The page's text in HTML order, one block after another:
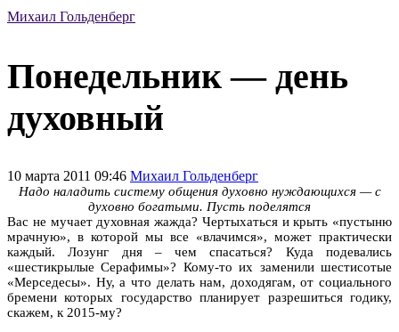
Михаил Гольденберг
Понедельник — день
духовный
10 марта 2011 09:46 Михаил Гольденберг
Надо наладить систему общения духовно нуждающихся — с
духовно богатыми. Пусть поделятся
Вас не мучает духовная жажда? Чертыхаться и крыть «пустыню
мрачную», в которой мы все «влачимся», может практически
каждый. Лозунг дня – чем спасаться? Куда подевались
«шестикрылые Серафимы»? Кому-то их заменили шестисотые
«Мерседесы». Ну, а что делать нам, доходягам, от социального
бремени которых государство планирует разрешиться годику,
скажем, к 2015-му?